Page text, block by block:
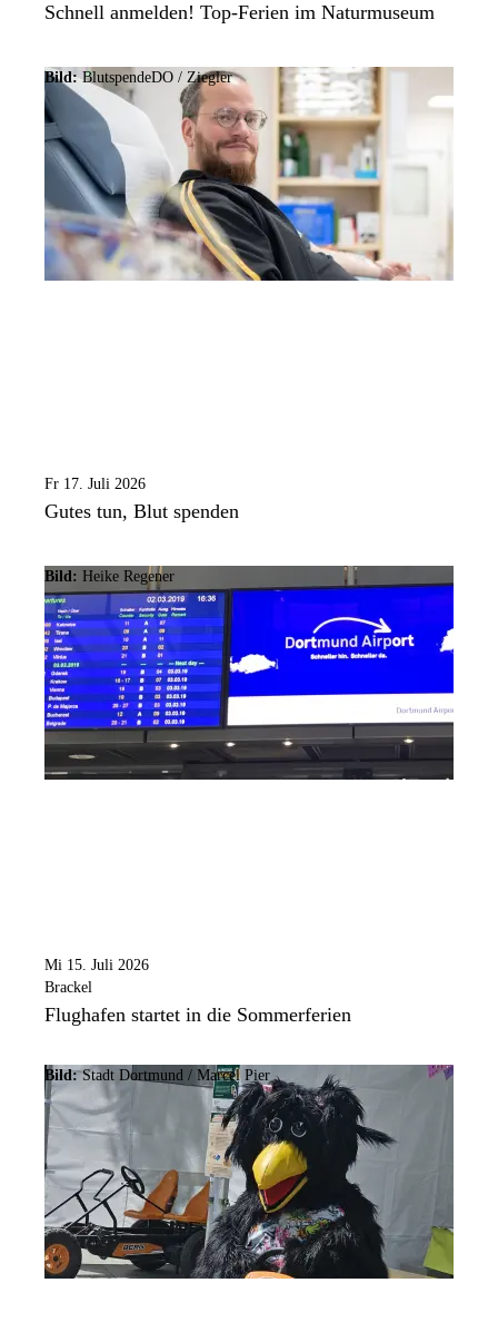
Schnell anmelden! Top-Ferien im Naturmuseum
Bild: BlutspendeDO / Ziegler
Fr 17. Juli 2026
Gutes tun, Blut spenden
Bild: Heike Regener
Mi 15. Juli 2026
Brackel
Flughafen startet in die Sommerferien
Bild:Stadt Dortmund / Marcel Pier